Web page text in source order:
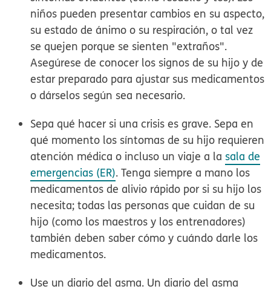
niños pueden presentar cambios en su aspecto,
su estado de ánimo o su respiración, o tal vez
se quejen porque se sienten "extraños".
Asegúrese de conocer los signos de su hijo y de
estar preparado para ajustar sus medicamentos
o dárselos según sea necesario.
Sepa qué hacer si una crisis es grave. Sepa en
qué momento los síntomas de su hijo requieren
atención médica o incluso un viaje a la sala de
emergencias (ER). Tenga siempre a mano los
medicamentos de alivio rápido por si su hijo los
necesita; todas las personas que cuidan de su
hijo (como los maestros y los entrenadores)
también deben saber cómo y cuándo darle los
medicamentos.
Use un diario del asma. Un diario del asma